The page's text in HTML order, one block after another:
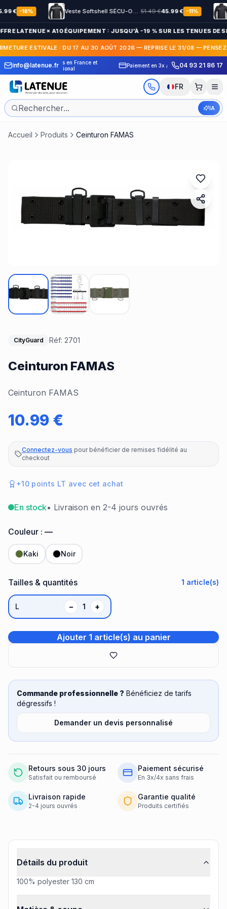
-18% Veste Softshell SÉCU-ONE HV-TAPE Sécurité Privée noir 51.49€45.99€ -11%
LATENUE × A10 ÉQUIPEMENT : JUSQU'À -19 % SUR LES TENUES DE
ESTIVALE : DU 17 AU 30 AOÛT 2026 — REPRISE LE 31/08 — PENSEZ
info@latenue.fr
en France et
Paiement en 3x / 4x sans frais
30 jours pour
04 93 21 86 17
FR
IA
Accueil Produits Ceinturon FAMAS
CityGuard Réf: 2701
Ceinturon FAMAS
Ceinturon FAMAS
10.99 €
Connectez-vous pour bénéficier de remises fidélité au
checkout
+10 points LT avec cet achat
En stock• Livraison en 2-4 jours ouvrés
Couleur : —
Kaki Noir
Tailles & quantités 1 article(s)
L − 1 +
Ajouter 1 article(s) au panier
Commande professionnelle ? Bénéficiez de tarifs
dégressifs !
Demander un devis personnalisé
Retours sous 30 jours
Satisfait ou remboursé
Paiement sécurisé
En 3x/4x sans frais
Livraison rapide
2-4 jours ouvrés
Garantie qualité
Produits certifiés
Détails du produit
100% polyester 130 cm